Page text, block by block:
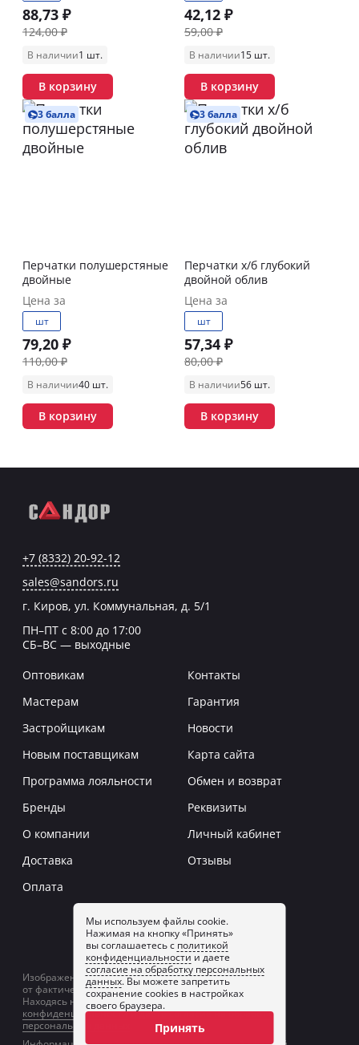
88,73 ₽
124,00 ₽
В наличии1 шт.
В корзину
42,12 ₽
59,00 ₽
В наличии15 шт.
В корзину
3 балла
Перчатки полушерстяные
двойные
Цена за
шт
79,20 ₽
110,00 ₽
В наличии40 шт.
В корзину
3 балла
Перчатки х/б глубокий
двойной облив
Цена за
шт
57,34 ₽
80,00 ₽
В наличии56 шт.
В корзину
Мы используем файлы cookie.
Нажимая на кнопку «Принять»
вы соглашаетесь с политикой
конфиденциальности и даете
согласие на обработку персональных
данных. Вы можете запретить
сохранение cookies в настройках
своего браузера.
Принять
+7 (8332) 20-92-12
sales@sandors.ru
г. Киров, ул. Коммунальная, д. 5/1
ПН–ПТ с 8:00 до 17:00
СБ–ВС — выходные
Оптовикам
Мастерам
Застройщикам
Новым поставщикам
Программа лояльности
Бренды
О компании
Доставка
Оплата
Контакты
Гарантия
Новости
Карта сайта
Обмен и возврат
Реквизиты
Личный кабинет
Отзывы
Заказать звонок
Изображение товаров на сайте может отличаться
от фактического изображения.
Находясь на сайте, вы принимаетеполитику
конфиденциальностии даетесогласие на обработку
персональных данных